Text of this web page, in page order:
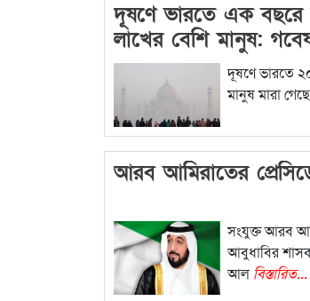
দূষণে ভারতে এক বছরে
লাখের বেশি মানুষ:
দূষণে ভারতে
মানুষ মারা
আরব আমিরাতের
সংযুক্ত আরব
আবুধাবির
আল বিস্তারিত...